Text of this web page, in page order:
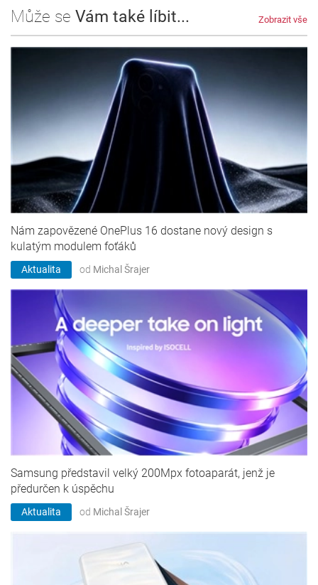
Může se Vám také líbit... Zobrazit vše
Nám zapovězené OnePlus 16 dostane nový design s
kulatým modulem foťáků
Aktualita od Michal Šrajer
Samsung představil velký 200Mpx fotoaparát, jenž je
předurčen k úspěchu
Aktualita od Michal Šrajer